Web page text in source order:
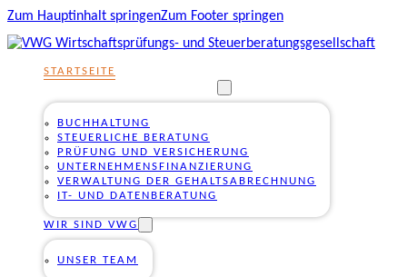
Zum Hauptinhalt springenZum Footer springen
STARTSEITE
BUCHHALTUNG
STEUERLICHE BERATUNG
PRÜFUNG UND VERSICHERUNG
UNTERNEHMENSFINANZIERUNG
VERWALTUNG DER GEHALTSABRECHNUNG
IT- UND DATENBERATUNG
WIR SIND VWG
UNSER TEAM